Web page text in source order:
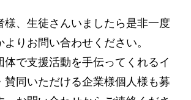
様、生徒さんいましたら是非一度
りお問い合わせください。
体で支援活動を手伝ってくれるイ
賛同いただける企業様個人様も募